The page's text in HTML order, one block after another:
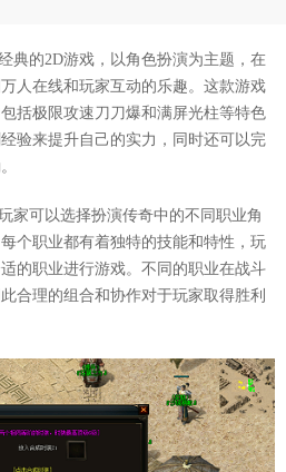
典的2D游戏，以角色扮演为主题，在
人在线和玩家互动的乐趣。这款游戏
括极限攻速刀刀爆和满屏光柱等特色
验来提升自己的实力，同时还可以完
家可以选择扮演传奇中的不同职业角
个职业都有着独特的技能和特性，玩
的职业进行游戏。不同的职业在战斗
合理的组合和协作对于玩家取得胜利